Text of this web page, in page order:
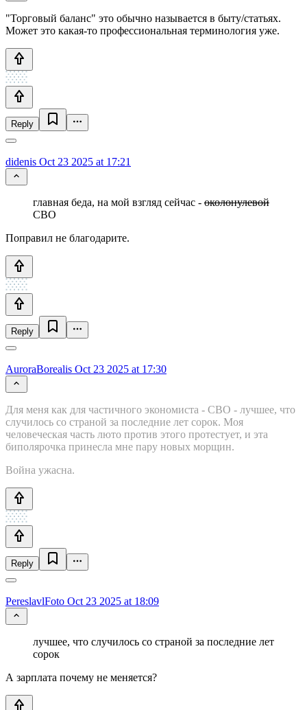
"Торговый баланс" это обычно называется в быту/статьях.
Может это какая-то профессиональная терминология уже.
Reply
didenis Oct 23 2025 at 17:21
главная беда, на мой взгляд сейчас - околонулевой
СВО
Поправил не благодарите.
Reply
AuroraBorealis Oct 23 2025 at 17:30
Для меня как для частичного экономиста - СВО - лучшее, что
случилось со страной за последние лет сорок. Моя
человеческая часть люто против этого протестует, и эта
биполярочка принесла мне пару новых морщин.
Война ужасна.
Reply
PereslavlFoto Oct 23 2025 at 18:09
лучшее, что случилось со страной за последние лет
сорок
А зарплата почему не меняется?